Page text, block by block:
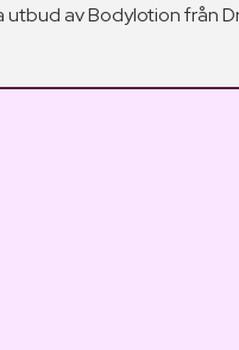
av Bodylotion från